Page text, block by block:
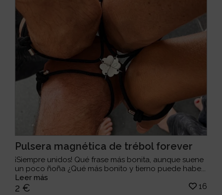
Pulsera magnética de trébol forever
¡Siempre unidos! Qué frase más bonita, aunque suene
un poco ñoña ¿Qué más bonito y tierno puede habe...
Leer más
2 € 16